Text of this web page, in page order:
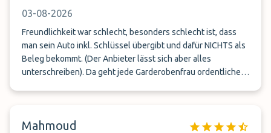
03-08-2026
Freundlichkeit war schlecht, besonders schlecht ist, dass
man sein Auto inkl. Schlüssel übergibt und dafür NICHTS als
Beleg bekommt. (Der Anbieter lässt sich aber alles
unterschreiben). Da geht jede Garderobenfrau ordentlicher
Mahmoud